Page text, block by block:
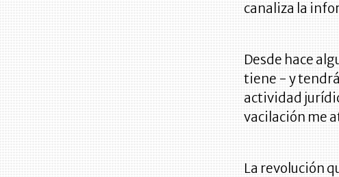
canaliza la
Desde hace
tiene - y
actividad
vacilación me
La revolución